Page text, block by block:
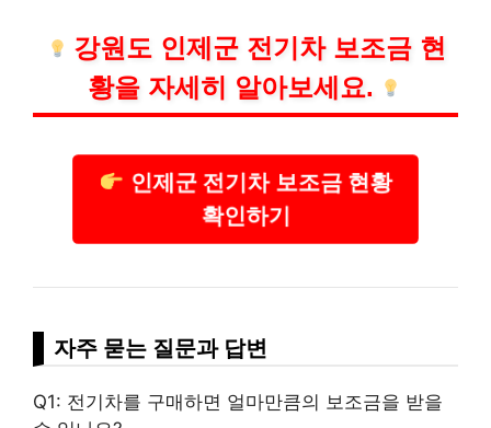
강원도 인제군 전기차 보조금 현
황을 자세히 알아보세요.
인제군 전기차 보조금 현황
확인하기
자주 묻는 질문과 답변
Q1: 전기차를 구매하면 얼마만큼의 보조금을 받을